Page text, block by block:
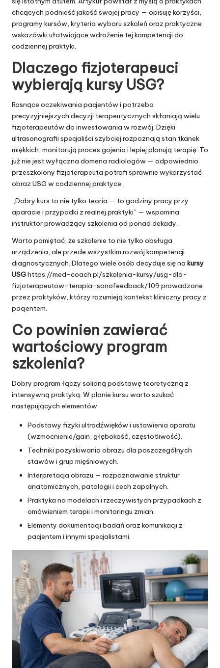
chcących podnieść jakość swojej pracy — opisuję korzyści,
programy kursów, kryteria wyboru szkoleń oraz praktyczne
wskazówki ułatwiające wdrożenie tej kompetencji do
codziennej praktyki.
Dlaczego fizjoterapeuci
wybierają kursy USG?
Rosnące oczekiwania pacjentów i potrzeba
precyzyjniejszych decyzji terapeutycznych skłaniają wielu
fizjoterapeutów do inwestowania w rozwój. Dzięki
ultrasonografii specjaliści szybciej rozpoznają stan tkanek
miękkich, monitorują proces gojenia i lepiej planują terapię. To
już nie jest wyłączna domena radiologów — odpowiednio
przeszkolony fizjoterapeuta potrafi sprawnie wykorzystać
obraz USG w codziennej praktyce.
„Dobry kurs to nie tylko teoria — to godziny pracy przy
aparacie i przypadki z realnej praktyki” — wspomina
instruktor prowadzący szkolenia od ponad dekady.
Warto pamiętać, że szkolenie to nie tylko obsługa
urządzenia, ale przede wszystkim rozwój kompetencji
diagnostycznych. Dlatego wiele osób decyduje się na kursy
USGhttps://med-coach.pl/szkolenia-kursy/usg-dla-
fizjoterapeutow-terapia-sonofeedback/109 prowadzone
przez praktyków, którzy rozumieją kontekst kliniczny pracy z
pacjentem.
Co powinien zawierać
wartościowy program
szkolenia?
Dobry program łączy solidną podstawę teoretyczną z
intensywną praktyką. W planie kursu warto szukać
następujących elementów:
Podstawy fizyki ultradźwięków i ustawienia aparatu
(wzmocnienie/gain, głębokość, częstotliwość).
Techniki pozyskiwania obrazu dla poszczególnych
stawów i grup mięśniowych.
Interpretacja obrazu — rozpoznawanie struktur
anatomicznych, patologii i cech zapalnych.
Praktyka na modelach i rzeczywistych przypadkach z
omówieniem terapii i monitoringu zmian.
Elementy dokumentacji badań oraz komunikacji z
pacjentem i innymi specjalistami.